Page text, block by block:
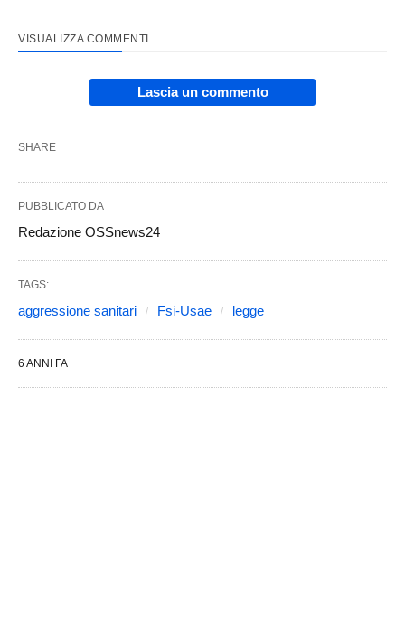
VISUALIZZA COMMENTI
Lascia un commento
SHARE
PUBBLICATO DA
Redazione OSSnews24
TAGS:
aggressione sanitari Fsi-Usae legge
6 ANNI FA